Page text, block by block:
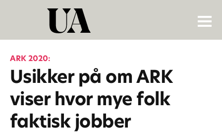
ARK 2020:
Usikker på om ARK
viser hvor mye folk
faktisk jobber